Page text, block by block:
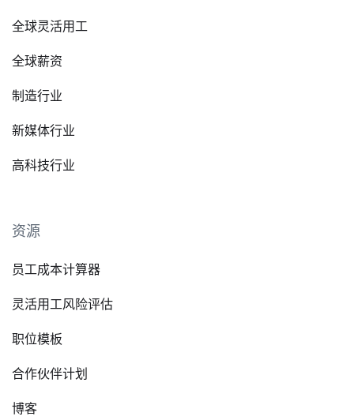
全球灵活用工
全球薪资
制造行业
新媒体行业
高科技行业
资源
员工成本计算器
灵活用工风险评估
职位模板
合作伙伴计划
博客